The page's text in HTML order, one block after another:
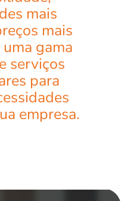
mais
mais
gama
serviços
para
empresa.